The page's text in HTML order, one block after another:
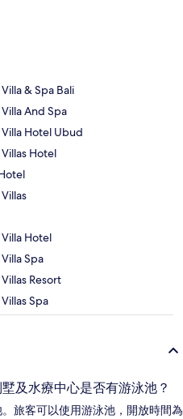
& Spa Bali
And Spa
Hotel Ubud
Hotel
Hotel
Spa
Resort
Spa
及水療中心是否有游泳池？
旅客可以使用游泳池，開放時間為